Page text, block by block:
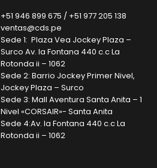
+51 946 899 675 / +51 977 205 138
ventas@cds.pe
Sede 1: Plaza Vea Jockey Plaza –
Surco Av. la Fontana 440 c.c La
Rotonda ii – 1062
Sede 2: Barrio Jockey Primer Nivel,
Jockey Plaza – Surco
Sede 3: Mall Aventura Santa Anita – 1
Nivel «CORSAIR»- Santa Anita
Sede 4:Av. la Fontana 440 c.c La
Rotonda ii – 1062